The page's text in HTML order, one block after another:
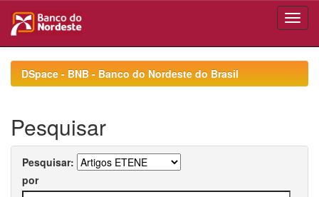
navigationDSpace - BNB - Banco do Nordeste do Brasil
Pesquisar
Pesquisar:
por